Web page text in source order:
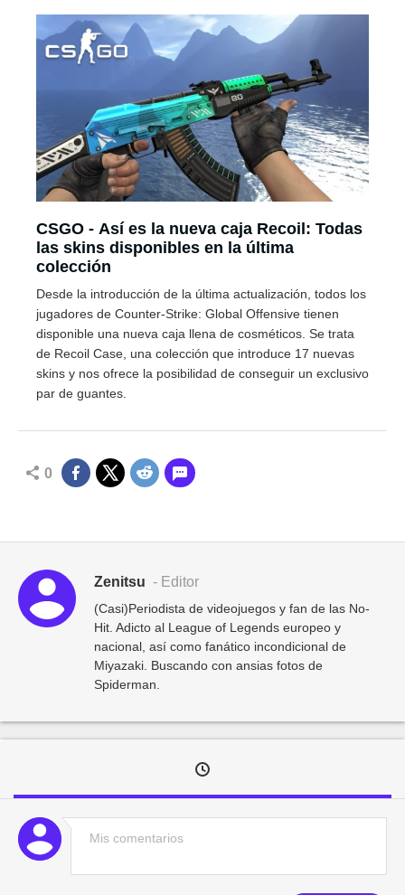
CSGO - Así es la nueva caja Recoil: Todas
las skins disponibles en la última
colección
Desde la introducción de la última actualización, todos los
jugadores de Counter-Strike: Global Offensive tienen
disponible una nueva caja llena de cosméticos. Se trata
de Recoil Case, una colección que introduce 17 nuevas
skins y nos ofrece la posibilidad de conseguir un exclusivo
par de guantes.
0
Zenitsu - Editor
(Casi)Periodista de videojuegos y fan de las No-
Hit. Adicto al League of Legends europeo y
nacional, así como fanático incondicional de
Miyazaki. Buscando con ansias fotos de
Spiderman.